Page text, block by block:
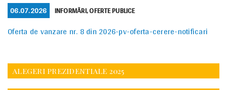
POSTED
ON
06.07.2026 CATEGORIES
INFORMĂRI,OFERTE PUBLICE
Oferta de vanzare nr. 8 din 2026-pv-oferta-cerere-notificari
ALEGERI PREZIDENTIALE 2025